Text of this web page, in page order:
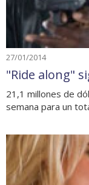
27/01/2014
"Ride along"
21,1 millones de
semana para un